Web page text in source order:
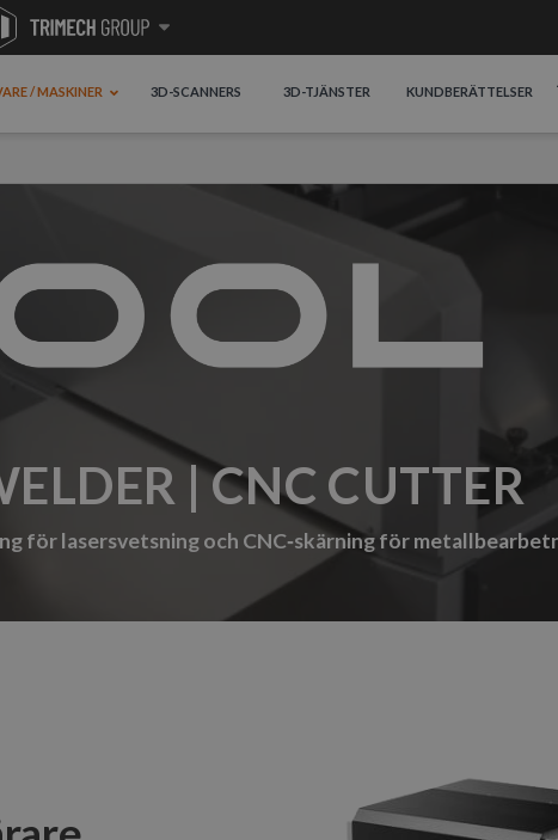
/ MASKINER 3D-SCANNERS 3D-TJÄNSTER KUNDBERÄTTELSER
| CNC CUTTER
för lasersvetsning och CNC‑skärning för